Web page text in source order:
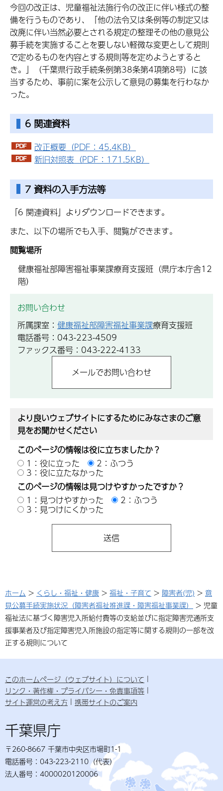
今回の改正は、児童福祉法施行令の改正に伴い様式の整
備を行うものであり、「他の法令又は条例等の制定又は
改廃に伴い当然必要とされる規定の整理その他の意見公
募手続を実施することを要しない軽微な変更として規則
で定めるものを内容とする規則等を定めようとすると
き。」（千葉県行政手続条例第38条第4項第8号）に該
当するため、事前に案を公示して意見の募集を行わなか
った。
6 関連資料
改正概要（PDF：45.4KB）
新旧対照表（PDF：171.5KB）
7 資料の入手方法等
「6 関連資料」よりダウンロードできます。
また、以下の場所でも入手、閲覧ができます。
閲覧場所
健康福祉部障害福祉事業課療育支援班（県庁本庁舎12
階）
お問い合わせ
所属課室： 健康福祉部障害福祉事業課療育支援班
電話番号：043-223-4509
ファックス番号：043-222-4133
より良いウェブサイトにするためにみなさまのご意
見をお聞かせください
このページの情報は役に立ちましたか？
1：役に立った
2：ふつう
3：役に立たなかった
このページの情報は見つけやすかったですか？
1：見つけやすかった
2：ふつう
3：見つけにくかった
ホーム > くらし・福祉・健康 > 福祉・子育て > 障害者(児) > 意
見公募手続実施状況（障害者福祉推進課・障害福祉事業課）
> 児童
福祉法に基づく障害児入所給付費等の支給並びに指定障害児通所支
援事業者及び指定障害児入所施設の指定等に関する規則の一部を改
正する規則について
このホームページ（ウェブサイト）について
リンク・著作権・プライバシー・免責事項等
サイト運営の考え方
携帯サイトのご案内
千葉県庁
〒260-8667 千葉市中央区市場町1-1
電話番号：043-223-2110（代表）
法人番号：4000020120006